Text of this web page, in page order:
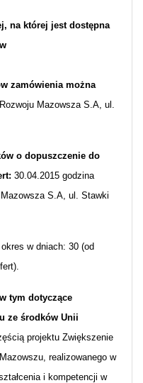
na której jest dostępna
zamówienia można
Mazowsza S.A, ul.
o dopuszczenie do
30.04.2015 godzina
S.A, ul. Stawki
okres w dniach: 30 (od
tym dotyczące
ze środków Unii
projektu Zwiększenie
realizowanego w
i kompetencji w